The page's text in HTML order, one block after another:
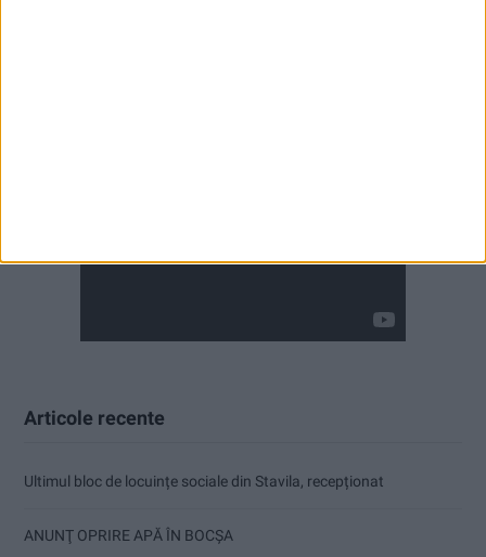
Articole recente
Ultimul bloc de locuințe sociale din Stavila, recepționat
ANUNŢ OPRIRE APĂ ÎN BOCȘA